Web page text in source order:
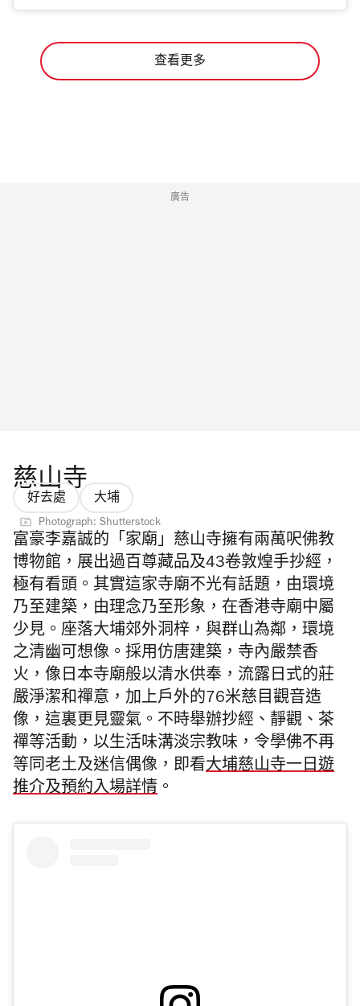
查看更多
廣告
慈山寺
好去處 大埔
Photograph: Shutterstock
富豪李嘉誠的「家廟」慈山寺擁有兩萬呎佛教
博物館，展出過百尊藏品及43卷敦煌手抄經，
極有看頭。其實這家寺廟不光有話題，由環境
乃至建築，由理念乃至形象，在香港寺廟中屬
少見。座落大埔郊外洞梓，與群山為鄰，環境
之清幽可想像。採用仿唐建築，寺內嚴禁香
火，像日本寺廟般以清水供奉，流露日式的莊
嚴淨潔和禪意，加上戶外的76米慈目觀音造
像，這裏更見靈氣。不時舉辦抄經、靜觀、茶
禪等活動，以生活味溝淡宗教味，令學佛不再
等同老土及迷信偶像， 即看大埔慈山寺一日遊
推介及預約入場詳情 。